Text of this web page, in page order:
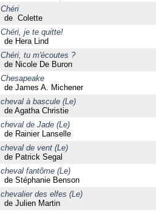
Chéri
de Colette
Chéri, je te quitte!
de Hera Lind
Chéri, tu m'écoutes ?
de Nicole De Buron
Chesapeake
de James A. Michener
cheval à bascule (Le)
de Agatha Christie
cheval de Jade (Le)
de Rainier Lanselle
cheval de vent (Le)
de Patrick Segal
cheval fantôme (Le)
de Stéphanie Benson
chevalier des elfes (Le)
de Julien Martin